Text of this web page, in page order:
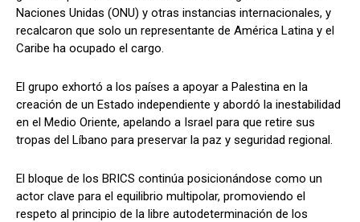
Naciones Unidas (ONU) y otras instancias internacionales, y
recalcaron que solo un representante de América Latina y el
Caribe ha ocupado el cargo.
El grupo exhortó a los países a apoyar a Palestina en la
creación de un Estado independiente y abordó la inestabilidad
en el Medio Oriente, apelando a Israel para que retire sus
tropas del Líbano para preservar la paz y seguridad regional.
El bloque de los BRICS continúa posicionándose como un
actor clave para el equilibrio multipolar, promoviendo el
respeto al principio de la libre autodeterminación de los